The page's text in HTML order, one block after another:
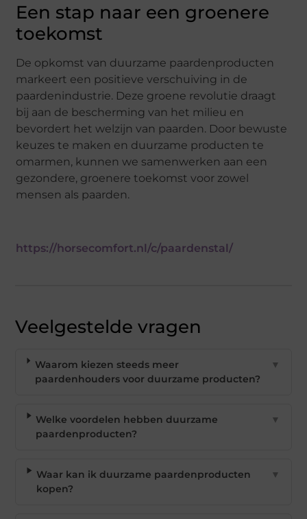
Een stap naar een groenere
toekomst
De opkomst van duurzame paardenproducten
markeert een positieve verschuiving in de
paardenindustrie. Deze groene revolutie draagt
bij aan de bescherming van het milieu en
bevordert het welzijn van paarden. Door bewuste
keuzes te maken en duurzame producten te
omarmen, kunnen we samenwerken aan een
gezondere, groenere toekomst voor zowel
mensen als paarden.
https://horsecomfort.nl/c/paardenstal/
Veelgestelde vragen
Waarom kiezen steeds meer
paardenhouders voor duurzame producten?
▼
Welke voordelen hebben duurzame
paardenproducten?
▼
Waar kan ik duurzame paardenproducten
kopen?
▼